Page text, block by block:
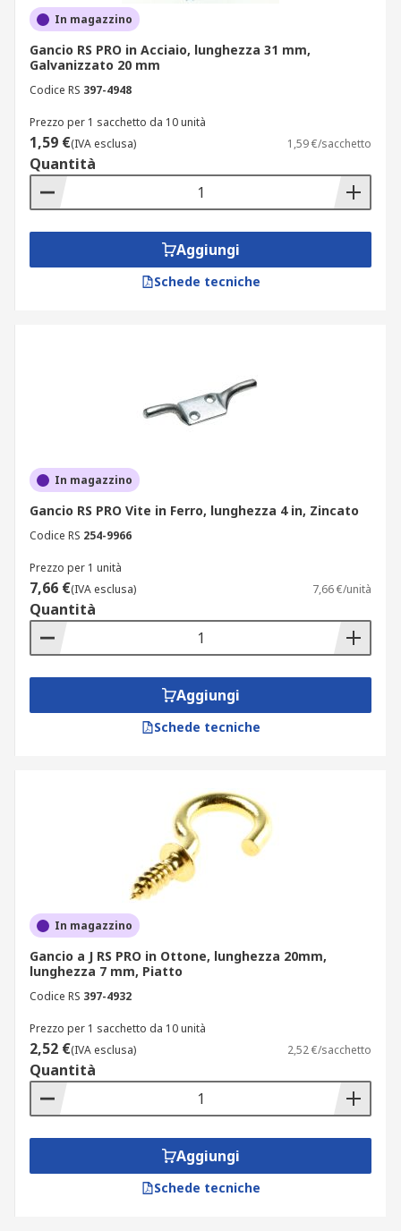
In magazzino
Gancio RS PRO in Acciaio, lunghezza 31 mm,
Galvanizzato 20 mm
Codice RS 397-4948
Prezzo per 1 sacchetto da 10 unità
1,59 €(IVA esclusa) 1,59 €/sacchetto
Quantità
Aggiungi
Schede tecniche
In magazzino
Gancio RS PRO Vite in Ferro, lunghezza 4 in, Zincato
Codice RS 254-9966
Prezzo per 1 unità
7,66 €(IVA esclusa) 7,66 €/unità
Quantità
Aggiungi
Schede tecniche
In magazzino
Gancio a J RS PRO in Ottone, lunghezza 20mm,
lunghezza 7 mm, Piatto
Codice RS 397-4932
Prezzo per 1 sacchetto da 10 unità
2,52 €(IVA esclusa) 2,52 €/sacchetto
Quantità
Aggiungi
Schede tecniche